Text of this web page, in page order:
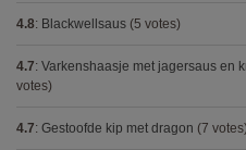
4.8: Blackwellsaus (5 votes)
4.7: Varkenshaasje met jagersaus en
votes)
4.7: Gestoofde kip met dragon (7 votes)